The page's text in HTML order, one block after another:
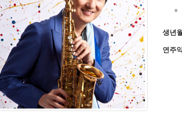
생년
연주